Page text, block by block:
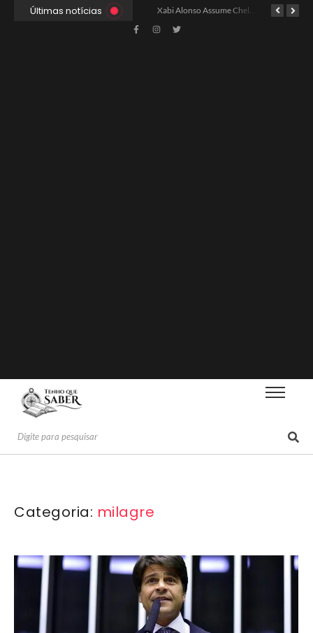
Últimas notícias Xabi Alonso Assume Chelsea: Nova Estratégia Gerencial e Contrato Até 2030
Categoria: milagre